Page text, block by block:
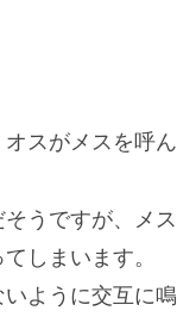
スがメスを呼ん
うですが、メ
しまいます。
ように交互に